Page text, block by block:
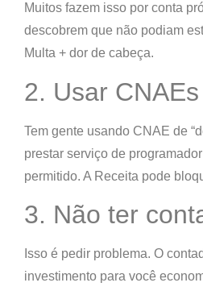
Muitos fazem isso por conta
descobrem que não podiam
Multa + dor de cabeça.
2. Usar
Tem gente usando CNAE de
prestar serviço de programador
permitido. A Receita pode
3. Não ter
Isso é pedir problema. O
investimento para você